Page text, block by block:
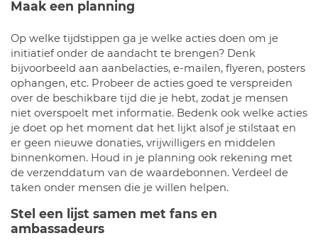
Maak een planning
Op welke tijdstippen ga je welke acties doen om je
initiatief onder de aandacht te brengen? Denk
bijvoorbeeld aan aanbelacties, e-mailen, flyeren, posters
ophangen, etc. Probeer de acties goed te verspreiden
over de beschikbare tijd die je hebt, zodat je mensen
niet overspoelt met informatie. Bedenk ook welke acties
je doet op het moment dat het lijkt alsof je stilstaat en
er geen nieuwe donaties, vrijwilligers en middelen
binnenkomen. Houd in je planning ook rekening met
de verzenddatum van de waardebonnen. Verdeel de
taken onder mensen die je willen helpen.
Stel een lijst samen met fans en
ambassadeurs